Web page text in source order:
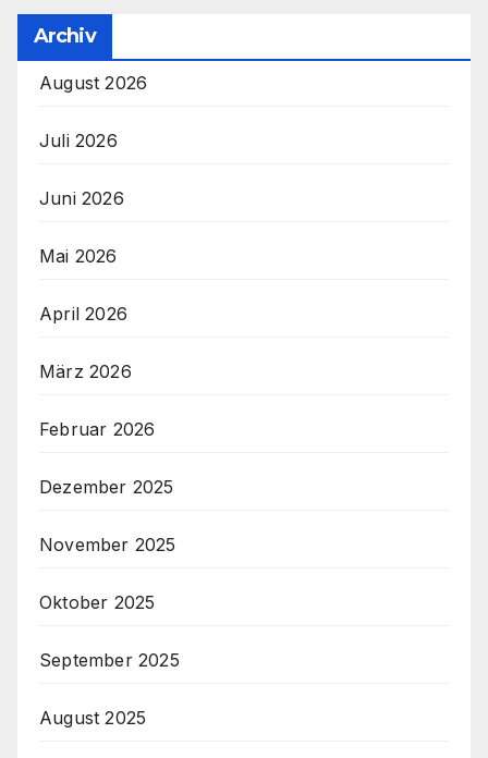
Archiv
August 2026
Juli 2026
Juni 2026
Mai 2026
April 2026
März 2026
Februar 2026
Dezember 2025
November 2025
Oktober 2025
September 2025
August 2025